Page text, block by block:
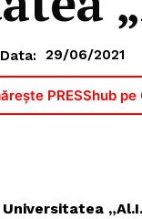
Data: 29/06/2021
PRESShub
„Al.I.